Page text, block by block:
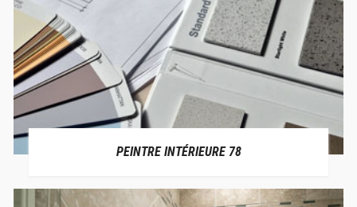
PEINTRE INTÉRIEURE 78